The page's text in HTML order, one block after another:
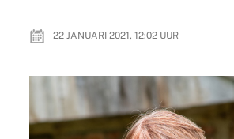
22 JANUARI 2021, 12:02UUR